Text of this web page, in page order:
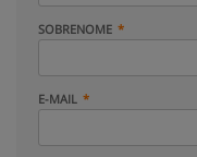
SOBRENOME
E-MAIL